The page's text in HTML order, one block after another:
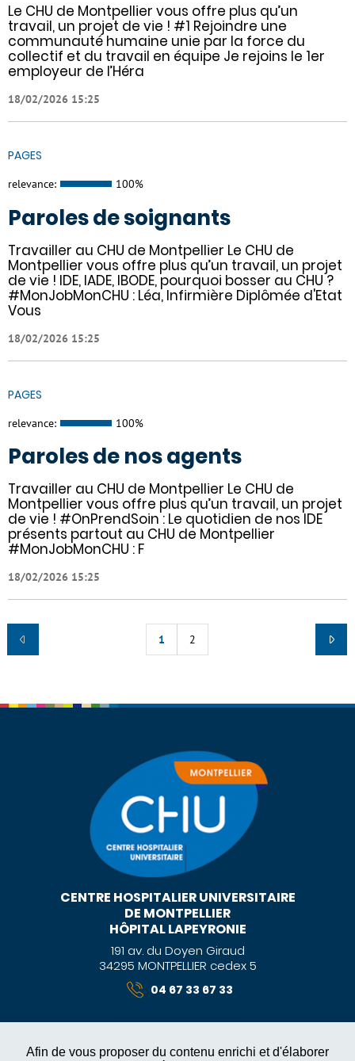
Afin de vous proposer du contenu enrichi et d'élaborer
Le CHU de Montpellier vous offre plus qu’un
travail, un projet de vie ! #1 Rejoindre une
communauté humaine unie par la force du
collectif et du travail en équipe Je rejoins le 1er
employeur de l’Héra
18/02/2026 15:25
PAGES
relevance: 100%
Paroles de soignants
Travailler au CHU de Montpellier Le CHU de
Montpellier vous offre plus qu’un travail, un projet
de vie ! IDE, IADE, IBODE, pourquoi bosser au CHU ?
#MonJobMonCHU : Léa, Infirmière Diplômée d'Etat
Vous
18/02/2026 15:25
PAGES
relevance: 100%
Paroles de nos agents
Travailler au CHU de Montpellier Le CHU de
Montpellier vous offre plus qu’un travail, un projet
de vie ! #OnPrendSoin : Le quotidien de nos IDE
présents partout au CHU de Montpellier
#MonJobMonCHU : F
18/02/2026 15:25
1 2
CENTRE HOSPITALIER UNIVERSITAIRE
DE MONTPELLIER
HÔPITAL LAPEYRONIE
191 av. du Doyen Giraud
34295 MONTPELLIER cedex 5
04 67 33 67 33